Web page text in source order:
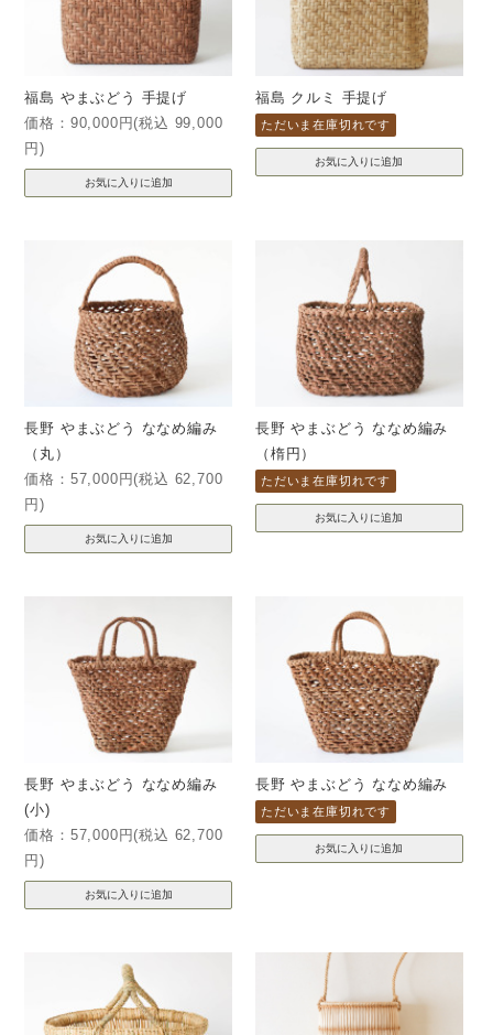
福島 やまぶどう 手提げ
価格：90,000円(税込 99,000
円)
福島 クルミ 手提げ
ただいま在庫切れです
長野 やまぶどう ななめ編み
（丸）
価格：57,000円(税込 62,700
円)
長野 やまぶどう ななめ編み
（楕円）
ただいま在庫切れです
長野 やまぶどう ななめ編み
(小)
価格：57,000円(税込 62,700
円)
長野 やまぶどう ななめ編み
ただいま在庫切れです